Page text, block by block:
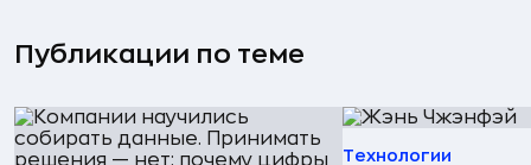
Публикации по теме
Технологии